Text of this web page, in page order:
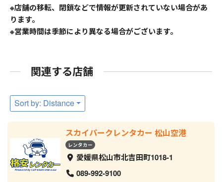
※店舗の移転、閉鎖などで情報が更新されていない場合があ
ります。
※営業時間は季節により異なる場合がございます。
関連する店舗
Sort by: Distance
スカイパークレンタカー 松山空港
レンタカー
愛媛県松山市北吉田町1018-1
089-992-9100